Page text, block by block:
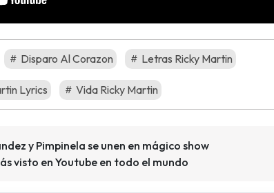
Disparo Al Corazon Letras Ricky Martin
Lyrics Vida Ricky Martin
y Pimpinela se unen en mágico show
visto en Youtube en todo el mundo